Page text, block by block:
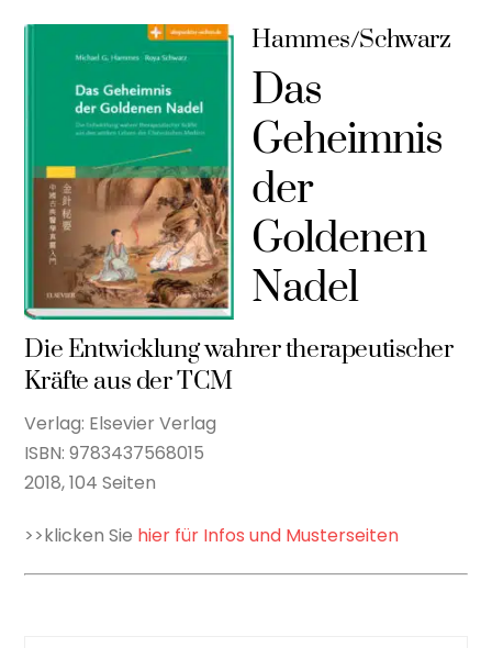
Hammes/Schwarz
Das
Geheimnis
der
Goldenen
Nadel
Die Entwicklung wahrer therapeutischer
Kräfte aus der TCM
Verlag: Elsevier Verlag
ISBN: 9783437568015
2018, 104 Seiten
>>klicken Sie hier für Infos und Musterseiten